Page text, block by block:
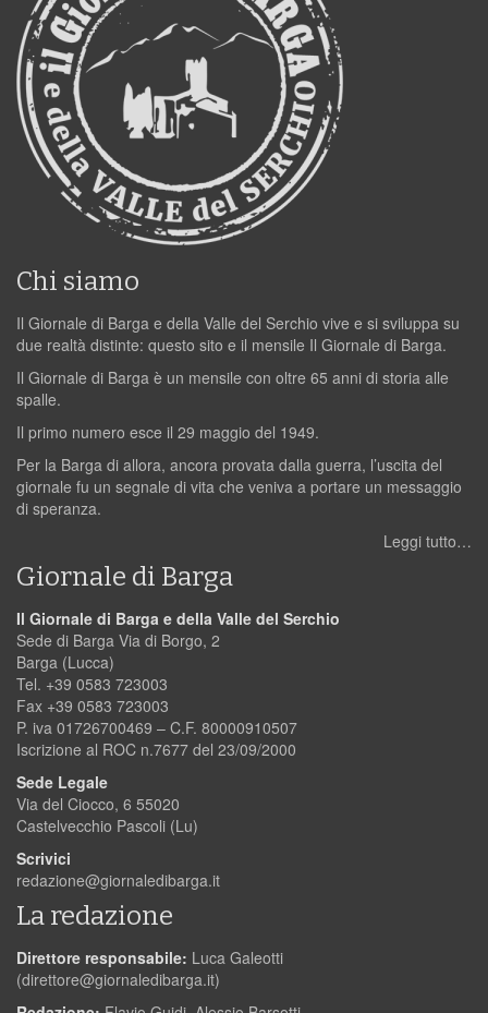
Chi siamo
Il Giornale di Barga e della Valle del Serchio vive e si sviluppa su
due realtà distinte: questo sito e il mensile Il Giornale di Barga.
Il Giornale di Barga è un mensile con oltre 65 anni di storia alle
spalle.
Il primo numero esce il 29 maggio del 1949.
Per la Barga di allora, ancora provata dalla guerra, l’uscita del
giornale fu un segnale di vita che veniva a portare un messaggio
di speranza.
Leggi tutto…
Giornale di Barga
Il Giornale di Barga e della Valle del Serchio
Sede di Barga Via di Borgo, 2
Barga (Lucca)
Tel. +39 0583 723003
Fax +39 0583 723003
P. iva 01726700469 – C.F. 80000910507
Iscrizione al ROC n.7677 del 23/09/2000
Sede Legale
Via del Ciocco, 6 55020
Castelvecchio Pascoli (Lu)
Scrivici
redazione@giornaledibarga.it
La redazione
Direttore responsabile: Luca Galeotti
(direttore@giornaledibarga.it)